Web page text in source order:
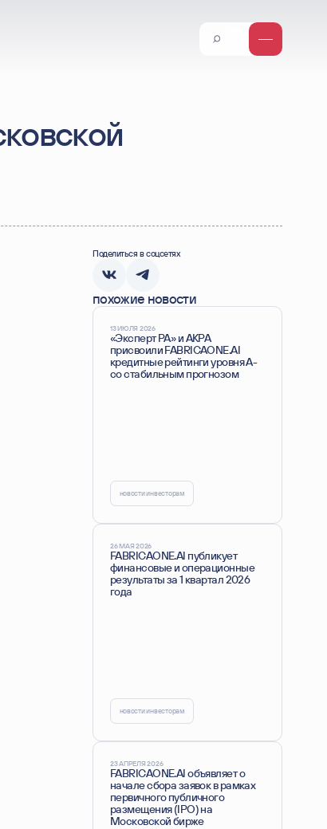
Внутренние документы и политики
Устойчивое развитие (ESG)
Корпоративное управление/собрание
Поделиться в соцсетях
похожие новости
13 ИЮЛЯ 2026
«Эксперт РА» и АКРА
присвоили FABRICAONE.AI
кредитные рейтинги уровня А-
со стабильным прогнозом
новости инвесторам
26 МАЯ 2026
FABRICAONE.AI публикует
финансовые и операционные
результаты за 1 квартал 2026
года
новости инвесторам
23 АПРЕЛЯ 2026
FABRICAONE.AI объявляет о
начале сбора заявок в рамках
первичного публичного
размещения (IPO) на
Московской бирже